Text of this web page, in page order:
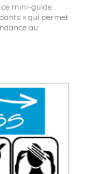
ce mini-guide
» qui permet
au